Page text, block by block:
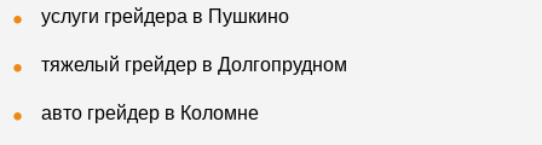
услуги грейдера в Пушкино
тяжелый грейдер в Долгопрудном
авто грейдер в Коломне